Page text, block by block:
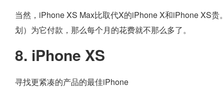
当然，iPhone XS Max比取代X的iPhone X和iPhone XS
划）为它付款，那么每个月的花费就不那么多了。
8. iPhone XS
寻找更紧凑的产品的最佳iPhone